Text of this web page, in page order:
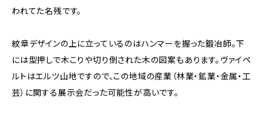
われてた名残です。
紋章デザインの上に立っているのはハンマーを握った鍛冶師。下
には型押しで木こりや切り倒された木の図案もあります。ヴァイペ
ルトはエルツ山地ですので、この地域の産業（林業・鉱業・金属・工
芸）に関する展示会だった可能性が高いです。